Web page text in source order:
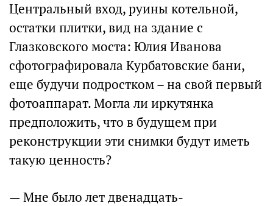
Центральный вход, руины котельной,
остатки плитки, вид на здание с
Глазковского моста: Юлия Иванова
сфотографировала Курбатовские бани,
еще будучи подростком – на свой первый
фотоаппарат. Могла ли иркутянка
предположить, что в будущем при
реконструкции эти снимки будут иметь
такую ценность?
— Мне было лет двенадцать-